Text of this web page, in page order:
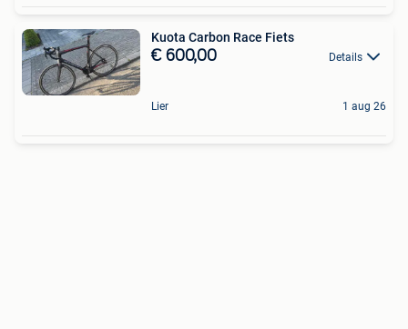
Kuota Carbon Race Fiets
€ 600,00 Details
Lier 1 aug 26